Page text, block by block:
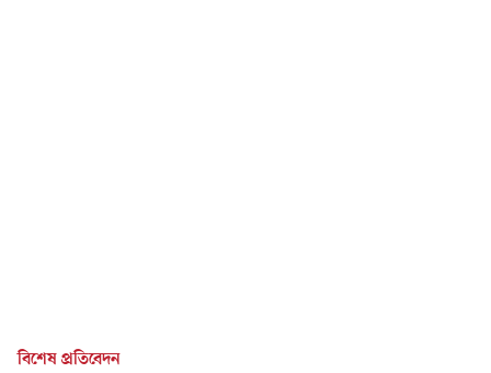
বিশেষ প্রতিবেদন